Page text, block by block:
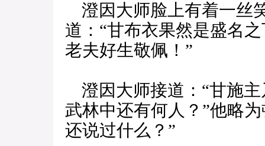
澄因大师脸上有着一丝
道：“甘布衣果然是盛名
老夫好生敬佩！”
澄因大师接道：“甘施
武林中还有何人？”他略
还说过什么？”